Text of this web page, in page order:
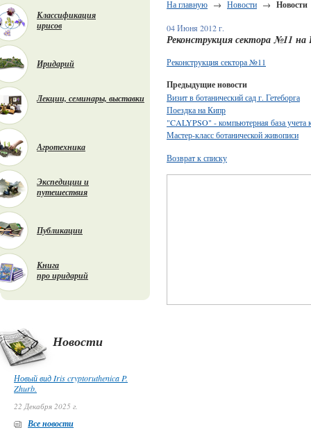
Классификация
ирисов
Иридарий
Лекции, семинары, выставки
Агротехника
Экспедиции и
путешествия
Публикации
Книга
про иридарий
Новости
Новый вид Iris cryptoruthenica P.
Zhurb.
22 Декабря 2025 г.
Все новости
На главную → Новости → Новости
04 Июня 2012 г.
Реконструкция сектора №11 на
Реконструкция сектора №11
Предыдущие новости
Визит в ботанический сад г. Гетеборга
Поездка на Кипр
"CALYPSO" - компьютерная база учета
Мастер-класс ботанической живописи
Возврат к списку